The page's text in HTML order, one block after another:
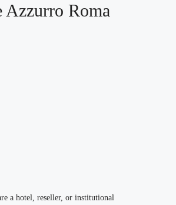
Azzurro Roma
a hotel, reseller, or institutional